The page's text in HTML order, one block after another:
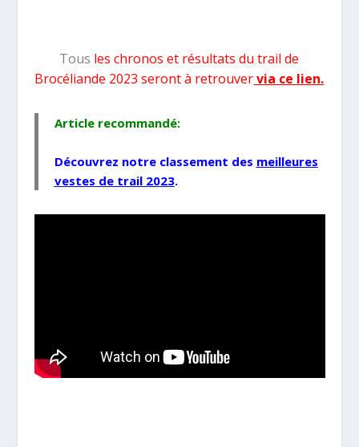
Tous les chronos et résultats du trail de
Brocéliande 2023 seront à retrouvervia ce lien.
Article recommandé:
Découvrez notre classement des meilleures
vestes de trail 2023.